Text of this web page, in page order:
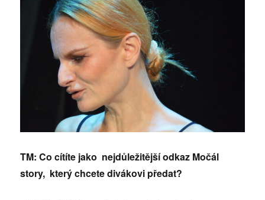
TM: Co cítíte jako nejdůležitější odkaz Močál
story, který chcete divákovi předat?